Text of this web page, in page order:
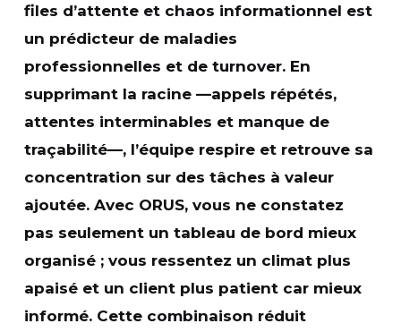
files d’attente et chaos informationnel est
un prédicteur de maladies
professionnelles et de turnover. En
supprimant la racine —appels répétés,
attentes interminables et manque de
traçabilité—, l’équipe respire et retrouve sa
concentration sur des tâches à valeur
ajoutée. Avec ORUS, vous ne constatez
pas seulement un tableau de bord mieux
organisé ; vous ressentez un climat plus
apaiséet un client plus patientcar mieux
informé. Cette combinaison réduit